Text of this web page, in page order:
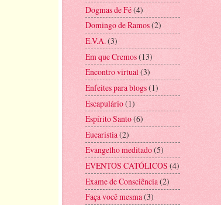
Dogmas de Fé(4)
Domingo de Ramos(2)
E.V.A.(3)
Em que Cremos(13)
Encontro virtual(3)
Enfeites para blogs(1)
Escapulário(1)
Espírito Santo(6)
Eucaristia(2)
Evangelho meditado(5)
EVENTOS CATÓLICOS (4)
Exame de Consciência(2)
Faça você mesma(3)